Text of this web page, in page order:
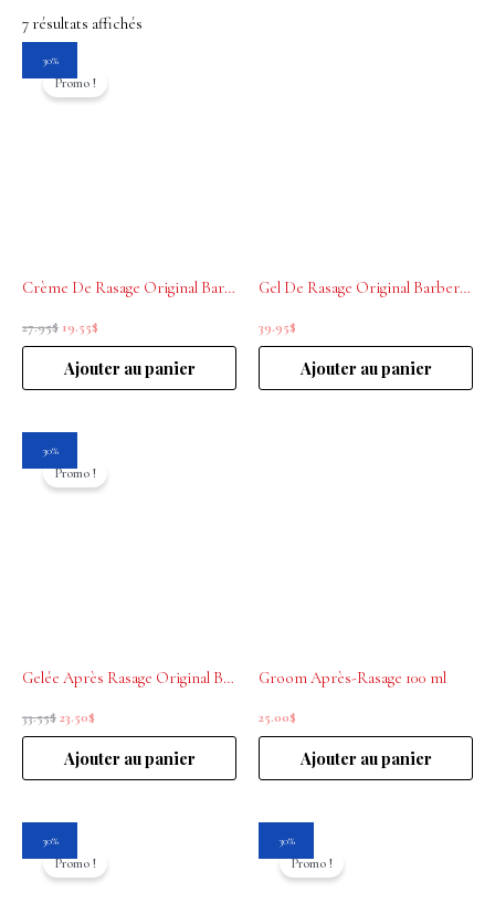
7 résultats affichés
30%
Promo !
Crème De Rasage Original Barber’s 150 ml
27.95$
prix
initial
19.55$
actuel
Ajouter au panier
Gel De Rasage Original Barber’s 150 ml
39.95$
Ajouter au panier
30%
Promo !
Gelée Après Rasage Original Barber’s 50 ml
33.55$
prix
initial
23.50$
prix
actuel
Ajouter au panier
Groom Après-Rasage 100 ml
25.00$
Ajouter au panier
30%
Promo !
prix
initialactuel
30%
Promo !
prix
initialactuel